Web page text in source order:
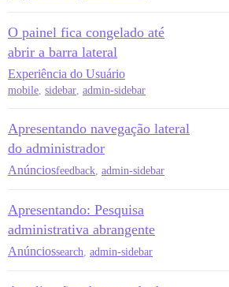
O painel fica congelado até
abrir a barra lateral
Experiência do Usuário
mobile, sidebar, admin-sidebar
Apresentando navegação lateral
do administrador
Anúnciosfeedback admin-sidebar
Apresentando: Pesquisa
administrativa abrangente
Anúnciossearch admin-sidebar